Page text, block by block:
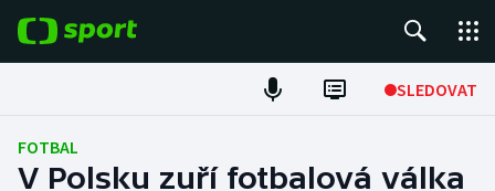
SLEDOVAT
Fotbal
FOTBAL
V Polsku zuří fotbalová válka